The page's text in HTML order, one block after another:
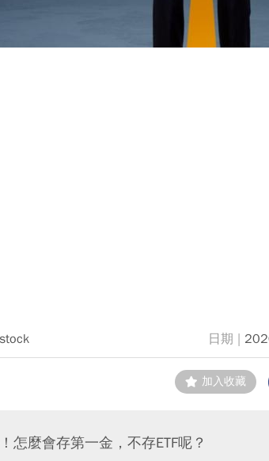
加入收藏
怎麼會存第一金，不存ETF呢？